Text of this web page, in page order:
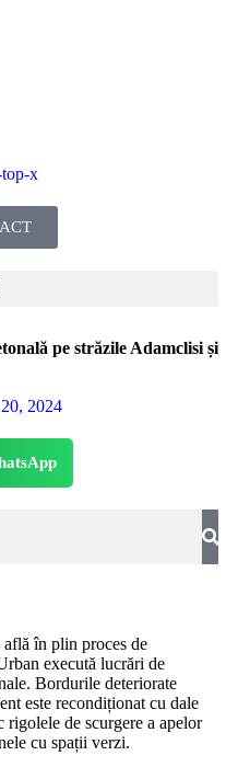
pe străzile Adamclisi și
2024
află în plin proces de
execută lucrări de
Bordurile deteriorate
este recondiționat cu dale
rigolele de scurgere a apelor
cu spații verzi.